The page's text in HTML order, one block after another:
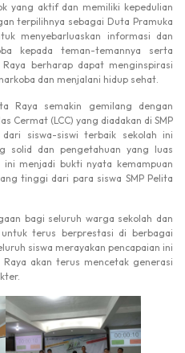
yang aktif dan memiliki kepedulian
terpilihnya sebagai Duta Pramuka
menyebarluaskan informasi dan
kepada teman-temannya serta
berharap dapat menginspirasi
dan menjalani hidup sehat.
Raya semakin gemilang dengan
Cermat (LCC) yang diadakan di SMP
siswa-siswi terbaik sekolah ini
solid dan pengetahuan yang luas
menjadi bukti nyata kemampuan
tinggi dari para siswa SMP Pelita
bagi seluruh warga sekolah dan
terus berprestasi di berbagai
siswa merayakan pencapaian ini
akan terus mencetak generasi